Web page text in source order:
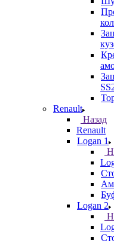
Renault
Назад
Renault
Logan 1
Logan 2